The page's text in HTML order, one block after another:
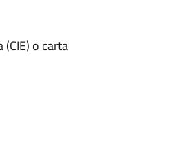
o carta